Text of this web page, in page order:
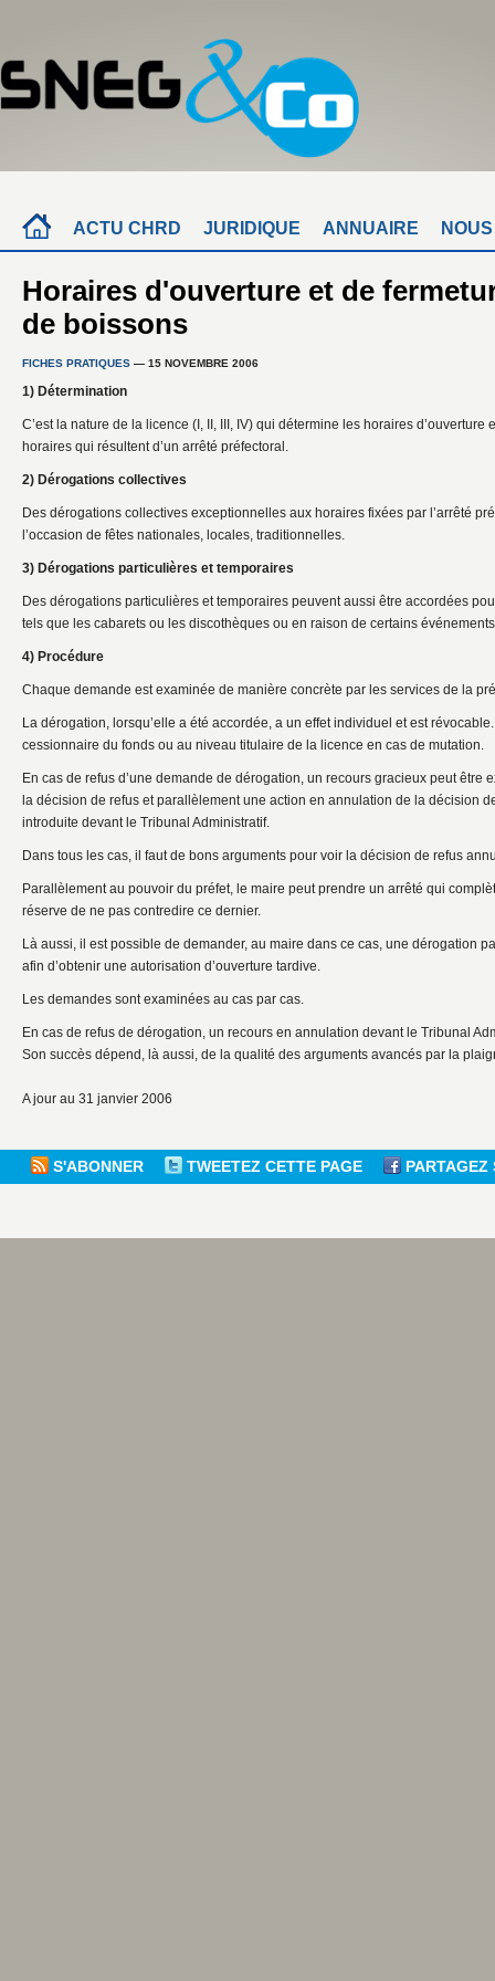
ACTU CHRD JURIDIQUE ANNUAIRE
Horaires d'ouverture et de
de boissons
FICHES PRATIQUES — 15 NOVEMBRE 2006
1) Détermination
C’est la nature de la licence (I, II, III, IV) qui détermine les horaires d’ouverture
horaires qui résultent d’un arrêté préfectoral.
2) Dérogations collectives
Des dérogations collectives exceptionnelles aux horaires fixées par l’arrêté
l’occasion de fêtes nationales, locales, traditionnelles.
3) Dérogations particulières et temporaires
Des dérogations particulières et temporaires peuvent aussi être accordées
tels que les cabarets ou les discothèques ou en raison de certains
4) Procédure
Chaque demande est examinée de manière concrète par les services de la
La dérogation, lorsqu’elle a été accordée, a un effet individuel et est
cessionnaire du fonds ou au niveau titulaire de la licence en cas de mutation.
En cas de refus d’une demande de dérogation, un recours gracieux peut être
la décision de refus et parallèlement une action en annulation de la décision
introduite devant le Tribunal Administratif.
Dans tous les cas, il faut de bons arguments pour voir la décision de refus
Parallèlement au pouvoir du préfet, le maire peut prendre un arrêté qui
réserve de ne pas contredire ce dernier.
Là aussi, il est possible de demander, au maire dans ce cas, une dérogation
afin d’obtenir une autorisation d’ouverture tardive.
Les demandes sont examinées au cas par cas.
En cas de refus de dérogation, un recours en annulation devant le Tribunal
Son succès dépend, là aussi, de la qualité des arguments avancés par la
A jour au 31 janvier 2006
S'ABONNER TWEETEZ CETTE PAGE PARTAGEZ